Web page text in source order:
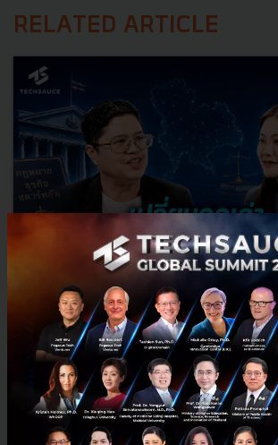
RELATED ARTICLE
เปลี่ยนกฎเก่า รัฐร่วมถือหุ้น Startup l
จากผู้ให้ทุน สู่ผู้ร่วมถือหุ้น.. NIA กำลังเปลี่ยนบทบ
รับอำนาจให้เข้าร่วมทุน ถือหุ้น และจัดตั้งกองทรัส
อัพได้เป็นครั้งแรก แต่ภาครัฐจะเลือกลงทุน...
สิงหาคม 3, 2026| By Techsauce Team